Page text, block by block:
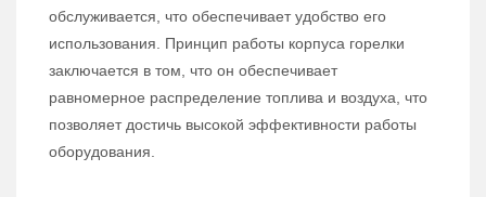
обслуживается, что обеспечивает удобство его
использования. Принцип работы корпуса горелки
заключается в том, что он обеспечивает
равномерное распределение топлива и воздуха, что
позволяет достичь высокой эффективности работы
оборудования.